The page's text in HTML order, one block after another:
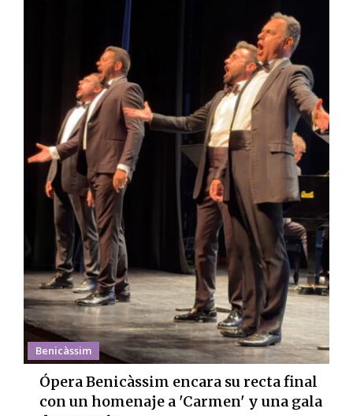
Benicàssim
Ópera Benicàssim encara su recta final
con un homenaje a 'Carmen' y una gala